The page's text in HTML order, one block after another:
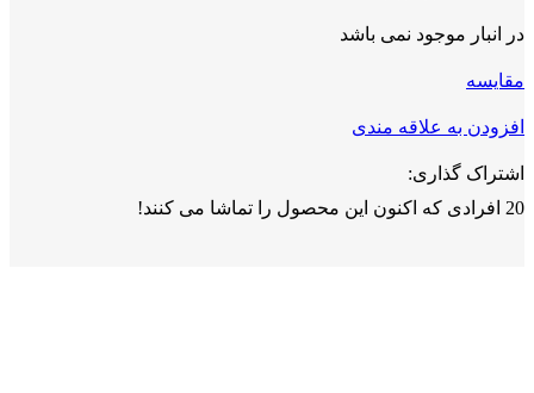
در انبار موجود نمی باشد
مقايسه
افزودن به علاقه مندی
اشتراک گذاری:
20 افرادی که اکنون این محصول را تماشا می کنند!